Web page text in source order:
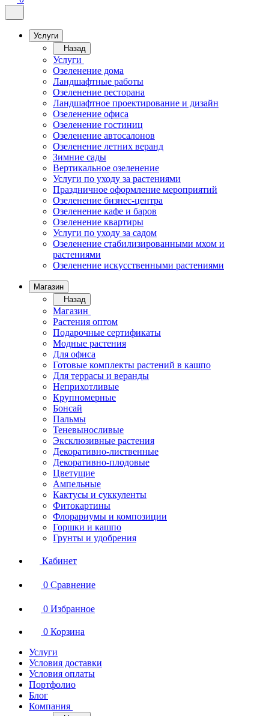
Услуги
Назад
Услуги
Озеленение дома
Ландшафтные работы
Озеленение ресторана
Ландшафтное проектирование и дизайн
Озеленение офиса
Озеленение гостиниц
Озеленение автосалонов
Озеленение летних веранд
Зимние сады
Вертикальное озеленение
Услуги по уходу за растениями
Праздничное оформление мероприятий
Озеленение бизнес-центра
Озеленение кафе и баров
Озеленение квартиры
Услуги по уходу за садом
Озеленение стабилизированными мхом и
растениями
Озеленение искусственными растениями
Магазин
Назад
Магазин
Растения оптом
Подарочные сертификаты
Модные растения
Для офиса
Готовые комплекты растений в кашпо
Для террасы и веранды
Неприхотливые
Крупномерные
Бонсай
Пальмы
Теневыносливые
Эксклюзивные растения
Декоративно-лиственные
Декоративно-плодовые
Цветущие
Ампельные
Кактусы и суккуленты
Фитокартины
Флорариумы и композиции
Горшки и кашпо
Грунты и удобрения
Кабинет
0 Сравнение
0 Избранное
0 Корзина
Услуги
Условия доставки
Условия оплаты
Портфолио
Блог
Компания